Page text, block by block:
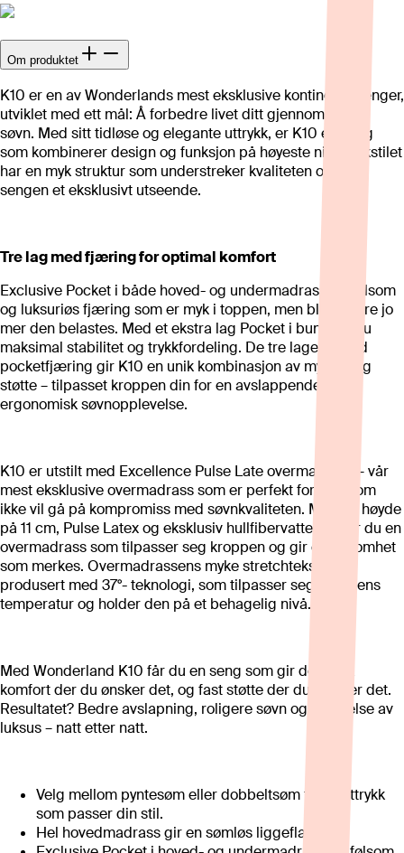
Om produktet
K10 er en av Wonderlands mest eksklusive kontinentalsenger,
utviklet med ett mål: Å forbedre livet ditt gjennom bedre
søvn. Med sitt tidløse og elegante uttrykk, er K10 en seng
som kombinerer design og funksjon på høyeste nivå. Tekstilet
har en myk struktur som understreker kvaliteten og gir
sengen et eksklusivt utseende.
Tre lag med fjæring for optimal komfort
Exclusive Pocket i både hoved- og undermadrass gir følsom
og luksuriøs fjæring som er myk i toppen, men blir fastere jo
mer den belastes. Med et ekstra lag Pocket i bunn får du
maksimal stabilitet og trykkfordeling. De tre lagene med
pocketfjæring gir K10 en unik kombinasjon av mykhet og
støtte – tilpasset kroppen din for en avslappende og
ergonomisk søvnopplevelse.
K10 er utstilt med Excellence Pulse Late overmadrass – vår
mest eksklusive overmadrass som er perfekt for deg som
ikke vil gå på kompromiss med søvnkvaliteten. Med en høyde
på 11 cm, Pulse Latex og eksklusiv hullfibervattering får du en
overmadrass som tilpasser seg kroppen og gir en følsomhet
som merkes. Overmadrassens myke stretchtekstil er
produsert med 37°- teknologi, som tilpasser seg kroppens
temperatur og holder den på et behagelig nivå.
Med Wonderland K10 får du en seng som gir deg myk
komfort der du ønsker det, og fast støtte der du trenger det.
Resultatet? Bedre avslapning, roligere søvn og en følelse av
luksus – natt etter natt.
Velg mellom pyntesøm eller dobbeltsøm for et uttrykk
som passer din stil.
Hel hovedmadrass gir en sømløs liggeflate.